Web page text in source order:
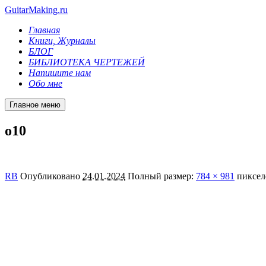
GuitarMaking.ru
Главная
Книги, Журналы
БЛОГ
БИБЛИОТЕКА ЧЕРТЕЖЕЙ
Напишите нам
Обо мне
Главное меню
o10
RB Опубликовано 24.01.2024 Полный размер: 784 × 981